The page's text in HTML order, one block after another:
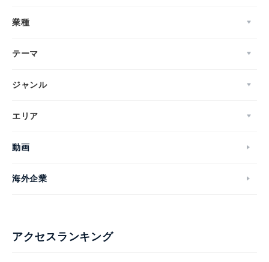
業種
テーマ
ジャンル
エリア
動画
海外企業
アクセスランキング